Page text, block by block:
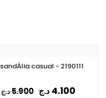
sandÁlia casual - 2190111
5.900د.ج 4.100 د.ج